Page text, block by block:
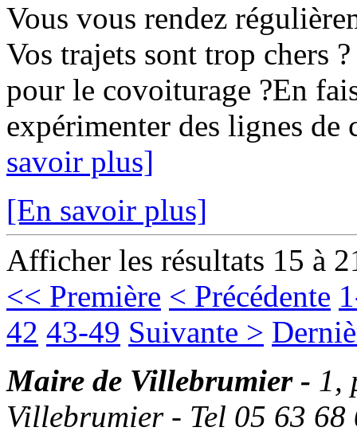
Vous vous rendez
Vos trajets sont trop chers
pour le covoiturage ?En
expérimenter des lignes
savoir plus]
[En savoir plus]
Afficher les résultats 15 à
<< Première < Précédente
42 43-49 Suivante >
Maire de Villebrumier - 1,
Villebrumier - Tel 05 63